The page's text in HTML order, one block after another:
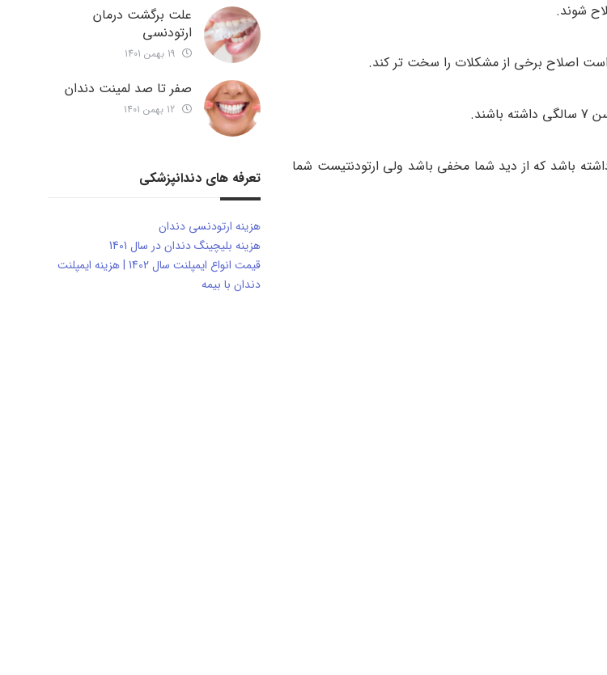
شوند.
است اصلاح برخی از مشکلات را سخت تر کند.
باشد که از دید شما مخفی باشد ولی ارتودنتیست شما
علت برگشت درمان
ارتودنسی
صفر تا صد لمینت دندان
تعرفه های دندانپزشکی
هزینه ارتودنسی دندان
هزینه بلیچینگ دندان در سال 1401
قیمت انواع ایمپلنت سال 1402 | هزینه ایمپلنت
دندان با بیمه